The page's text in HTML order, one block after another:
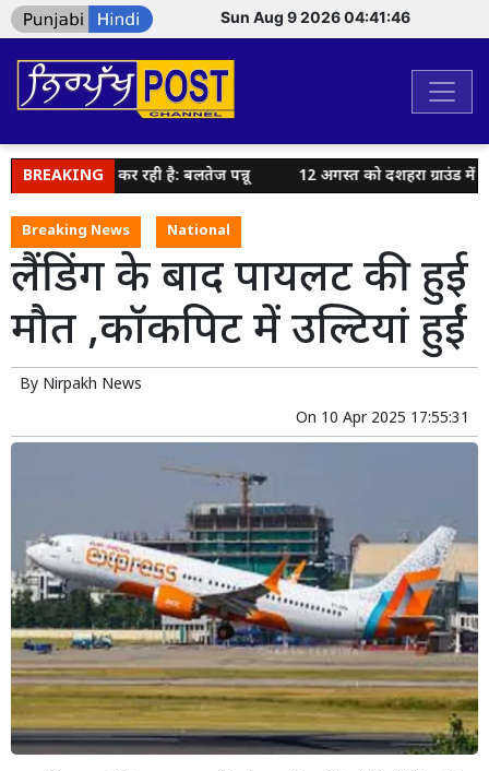
Sun Aug 9 2026 04:41:46
BREAKING
की कोशिश कर रही है: बलतेज पन्नू 12 अगस्त को दशहरा ग्राउंड में
Breaking News National
लैंडिंग के बाद पायलट की हुई
मौत ,कॉकपिट में उल्टियां हुईं
By Nirpakh News
On 10 Apr 2025 17:55:31